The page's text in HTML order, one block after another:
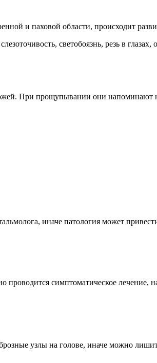
и паховой области, происходит
светобоязнь, резь в
При прощупывании они напоминают
иначе патология может
симптоматическое лечение,
узлы на голове, иначе можно